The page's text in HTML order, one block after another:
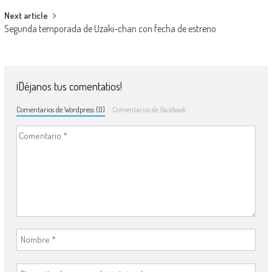
Next article
Segunda temporada de Uzaki-chan con fecha de estreno
¡Déjanos tus comentatios!
Comentarios de Wordpress (0) Comentarios de Facebook